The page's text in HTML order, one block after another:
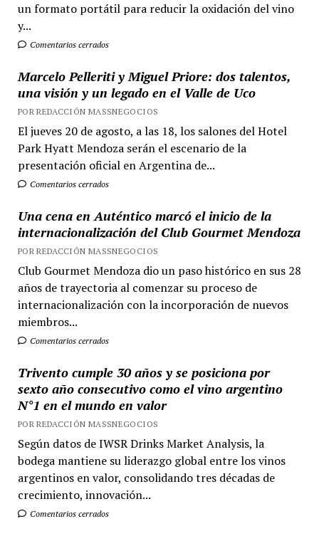
un formato portátil para reducir la oxidación del vino
y...
Comentarios cerrados
Marcelo Pelleriti y Miguel Priore: dos talentos,
una visión y un legado en el Valle de Uco
POR REDACCIÓN MASSNEGOCIOS
El jueves 20 de agosto, a las 18, los salones del Hotel
Park Hyatt Mendoza serán el escenario de la
presentación oficial en Argentina de...
Comentarios cerrados
Una cena en Auténtico marcó el inicio de la
internacionalización del Club Gourmet Mendoza
POR REDACCIÓN MASSNEGOCIOS
Club Gourmet Mendoza dio un paso histórico en sus 28
años de trayectoria al comenzar su proceso de
internacionalización con la incorporación de nuevos
miembros...
Comentarios cerrados
Trivento cumple 30 años y se posiciona por
sexto año consecutivo como el vino argentino
N°1 en el mundo en valor
POR REDACCIÓN MASSNEGOCIOS
Según datos de IWSR Drinks Market Analysis, la
bodega mantiene su liderazgo global entre los vinos
argentinos en valor, consolidando tres décadas de
crecimiento, innovación...
Comentarios cerrados